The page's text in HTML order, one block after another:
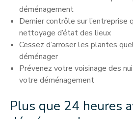
déménagement
Dernier contrôle sur l’entreprise
nettoyage d’état des lieux
Cessez d’arroser les plantes
déménager
Prévenez votre voisinage des
votre déménagement
Plus que 24 heures